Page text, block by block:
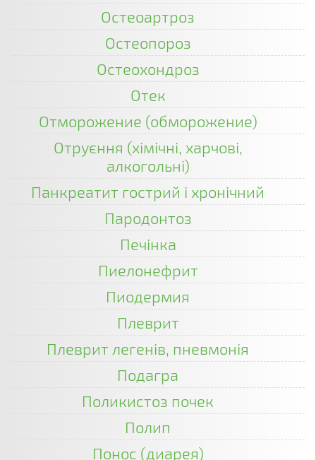
Остеоартроз
Остеопороз
Остеохондроз
Отек
Отморожение (обморожение)
Отруєння (хімічні, харчові,
алкогольні)
Панкреатит гострий і хронічний
Пародонтоз
Печінка
Пиелонефрит
Пиодермия
Плеврит
Плеврит легенів, пневмонія
Подагра
Поликистоз почек
Полип
Понос (диарея)